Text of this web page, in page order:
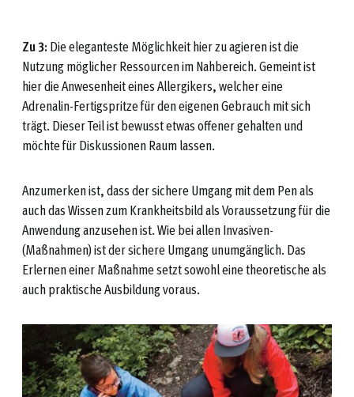
Zu 3: Die eleganteste Möglichkeit hier zu agieren ist die
Nutzung möglicher Ressourcen im Nahbereich. Gemeint ist
hier die Anwesenheit eines Allergikers, welcher eine
Adrenalin-Fertigspritze für den eigenen Gebrauch mit sich
trägt. Dieser Teil ist bewusst etwas offener gehalten und
möchte für Diskussionen Raum lassen.
Anzumerken ist, dass der sichere Umgang mit dem Pen als
auch das Wissen zum Krankheitsbild als Voraussetzung für die
Anwendung anzusehen ist. Wie bei allen Invasiven-
(Maßnahmen) ist der sichere Umgang unumgänglich. Das
Erlernen einer Maßnahme setzt sowohl eine theoretische als
auch praktische Ausbildung voraus.